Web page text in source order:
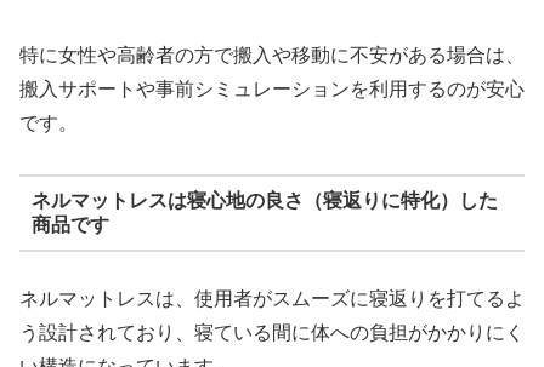
特に女性や高齢者の方で搬入や移動に不安がある場合は、
搬入サポートや事前シミュレーションを利用するのが安心
です。
ネルマットレスは寝心地の良さ（寝返りに特化）した
商品です
ネルマットレスは、使用者がスムーズに寝返りを打てるよ
う設計されており、寝ている間に体への負担がかかりにく